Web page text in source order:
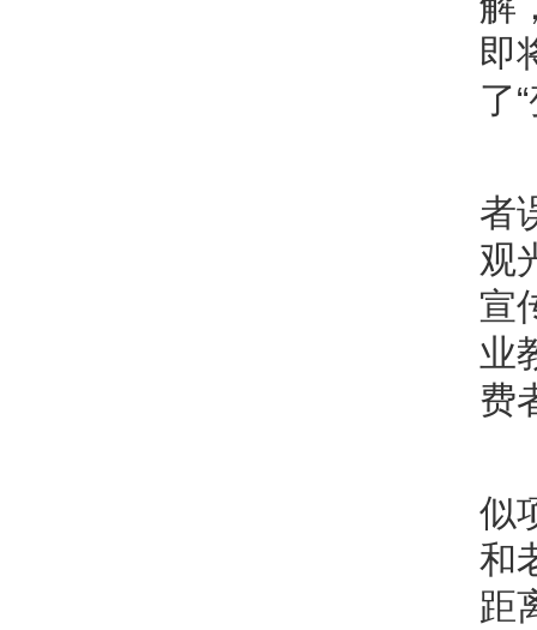
即
了
者
观
宣
业
费
似
和
距